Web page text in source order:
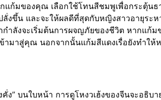
แก้มของคุณ เลือกใช้โทนสีชมพูเพื่อกระตุ้นธ
งขึ้น และจะให้ผลดีที่สุดกับหญิงสาวอายุระห
กำลังจะเริ่มต้นการผจญภัยของชีวิต หากแก้ม
ามาสู่คุณ นอกจากนั้นแก้มสีแดงเรื่อยังทำให้
ง” บนใบหน้า การดูโหงวเฮ้งของจีนจะอธิบา